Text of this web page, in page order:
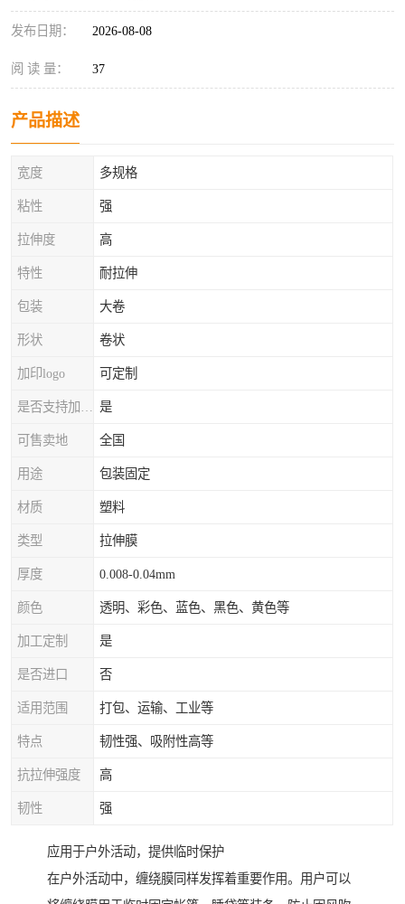
发布日期： 2026-08-08
阅 读 量： 37
产品描述
宽度 多规格
粘性 强
拉伸度 高
特性 耐拉伸
包装 大卷
形状 卷状
加印logo 可定制
是
可售卖地 全国
用途 包装固定
材质 塑料
类型 拉伸膜
厚度 0.008-0.04mm
颜色 透明、彩色、蓝色、黑色、黄色等
加工定制 是
是否进口 否
适用范围 打包、运输、工业等
特点 韧性强、吸附性高等
抗拉伸强度 高
韧性 强
应用于户外活动，提供临时保护
在户外活动中，缠绕膜同样发挥着重要作用。用户可以